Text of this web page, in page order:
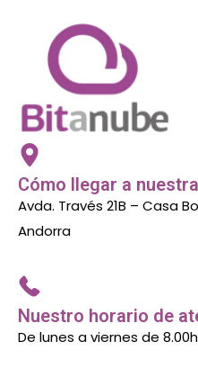
Cómo llegar a
Avda. Través 21B – Casa
Andorra
Nuestro horario de
De lunes a viernes de